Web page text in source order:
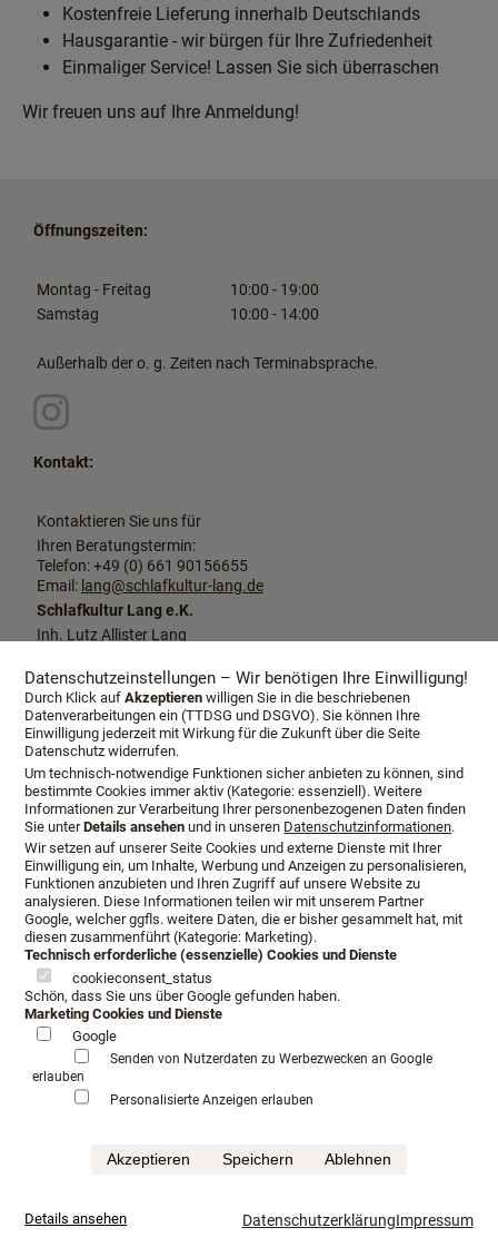
Kostenfreie Lieferung innerhalb Deutschlands
Hausgarantie - wir bürgen für Ihre Zufriedenheit
Einmaliger Service! Lassen Sie sich überraschen
Wir freuen uns auf Ihre Anmeldung!
Öffnungszeiten:
Montag - Freitag
10:00 - 19:00
Samstag
10:00 - 14:00
Außerhalb der o. g. Zeiten nach Terminabsprache.
Kontakt:
Kontaktieren Sie uns für
Ihren Beratungstermin:
Telefon: +49 (0) 661 90156655
Email: lang@schlafkultur-lang.de
Schlafkultur Lang e.K.
Inh. Lutz Allister Lang
36037 Fulda
Öffnungszeiten Anfahrt
Beratungstermin
Serviceangebot
Infopaket
mehr...
Häufig gesucht: Boxspringbetten Testen Luxushotel schlafen
Datenschutzeinstellungen – Wir benötigen Ihre Einwilligung!
Durch Klick aufAkzeptieren willigen Sie in die beschriebenen
Datenverarbeitungen ein (TTDSG und DSGVO). Sie können Ihre
Einwilligung jederzeit mit Wirkung für die Zukunft über die Seite
Datenschutz widerrufen.
Um technisch-notwendige Funktionen sicher anbieten zu können, sind
bestimmte Cookies immer aktiv (Kategorie: essenziell). Weitere
Informationen zur Verarbeitung Ihrer personenbezogenen Daten finden
Sie unterDetails ansehen und in unseren Datenschutzinformationen.
Wir setzen auf unserer Seite Cookies und externe Dienste mit Ihrer
Einwilligung ein, um Inhalte, Werbung und Anzeigen zu personalisieren,
Funktionen anzubieten und Ihren Zugriff auf unsere Website zu
analysieren. Diese Informationen teilen wir mit unserem Partner
Google, welcher ggfls. weitere Daten, die er bisher gesammelt hat, mit
diesen zusammenführt (Kategorie: Marketing).
Technisch erforderliche (essenzielle) Cookies und Dienste
cookieconsent_status
Schön, dass Sie uns über Google gefunden haben.
Marketing Cookies und Dienste
Google
Senden von Nutzerdaten zu Werbezwecken an Google
erlauben
Personalisierte Anzeigen erlauben
Akzeptieren Speichern Ablehnen
Details ansehen DatenschutzerklärungImpressum